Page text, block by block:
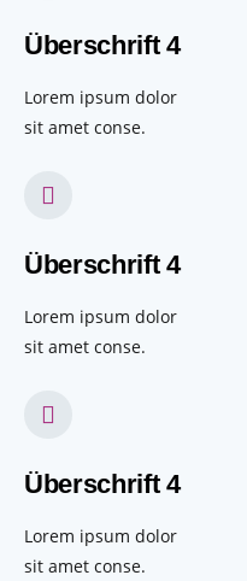
Überschrift 4
Lorem ipsum dolor
sit amet conse.
Überschrift 4
Lorem ipsum dolor
sit amet conse.
Überschrift 4
Lorem ipsum dolor
sit amet conse.